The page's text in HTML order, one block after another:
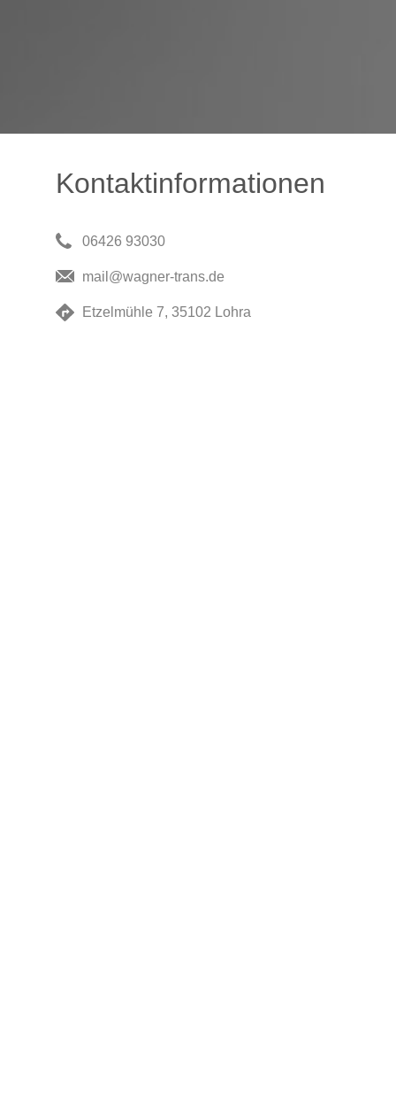
Kontaktinformationen
06426 93030
mail@wagner-trans.de
Etzelmühle 7, 35102 Lohra